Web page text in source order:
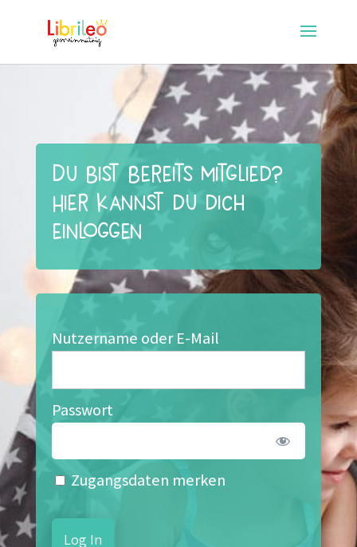
Du bist bereits Mitglied?
Hier kannst du dich
einloggen
Nutzername oder E-Mail
Passwort
Zugangsdaten merken